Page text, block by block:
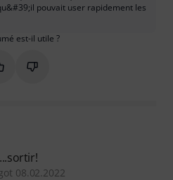
pouvait user rapidement les
est-il utile ?
ce résumé comme utile
Marquer ce résumé comme
08.02.2022